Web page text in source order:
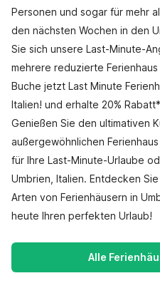
Personen und sogar für mehr
den nächsten Wochen in den
Sie sich unsere Last-Minute-
mehrere reduzierte
Buche jetzt Last Minute
Italien! und erhalte 20%
Genießen Sie den ultimativen
außergewöhnlichen
für Ihre Last-Minute-Urlaube
Umbrien, Italien. Entdecken
Arten von Ferienhäusern in
heute Ihren perfekten Urlaub!
Alle